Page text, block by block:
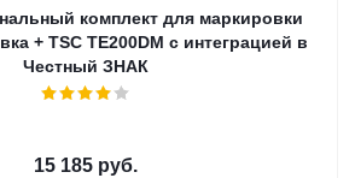
комплект для маркировки
+ TSC TE200DM c интеграцией в
Честный ЗНАК
15 185 руб.